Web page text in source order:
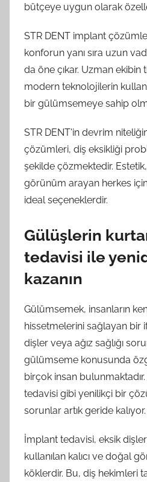
bütçeye uygun olarak
STR DENT implant
konforun yanı sıra uzun
da öne çıkar. Uzman ekibin
modern teknolojilerin
bir gülümsemeye sahip
STR DENT'in devrim
çözümleri, diş eksikliği
şekilde çözmektedir. Estetik,
görünüm arayan herkes
ideal seçeneklerdir.
Gülüşlerin
tedavisi ile
kazanın
Gülümsemek, insanların
hissetmelerini sağlayan bir
dişler veya ağız sağlığı
gülümseme konusunda
birçok insan
tedavisi gibi yenilikçi bir
sorunlar artık geride kalıyor.
İmplant tedavisi, eksik
kullanılan kalıcı ve doğal
köklerdir. Bu, diş hekimleri